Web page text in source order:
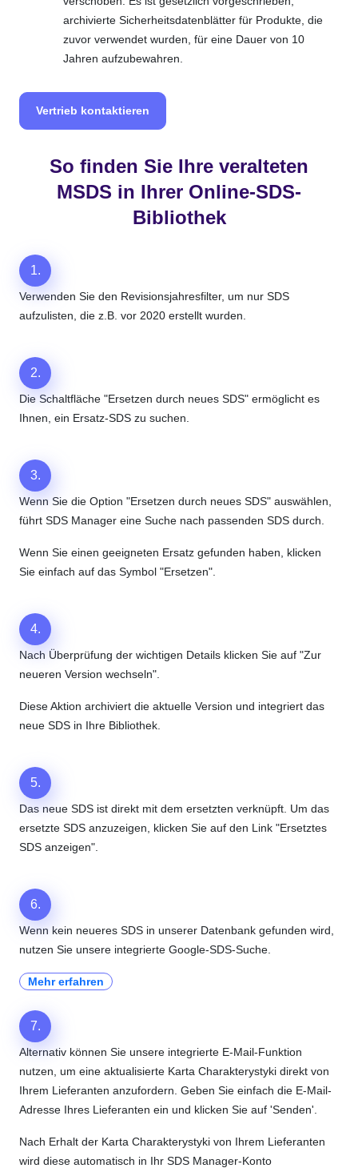
archivierte Sicherheitsdatenblätter für Produkte, die
zuvor verwendet wurden, für eine Dauer von 10
Jahren aufzubewahren.
Vertrieb kontaktieren
So finden Sie Ihre veralteten
MSDS in Ihrer Online-SDS-
Bibliothek
1.
Verwenden Sie den Revisionsjahresfilter, um nur SDS
aufzulisten, die z.B. vor 2020 erstellt wurden.
2.
Die Schaltfläche "Ersetzen durch neues SDS" ermöglicht es
Ihnen, ein Ersatz-SDS zu suchen.
3.
Wenn Sie die Option "Ersetzen durch neues SDS" auswählen,
führt SDS Manager eine Suche nach passenden SDS durch.
Wenn Sie einen geeigneten Ersatz gefunden haben, klicken
Sie einfach auf das Symbol "Ersetzen".
4.
Nach Überprüfung der wichtigen Details klicken Sie auf "Zur
neueren Version wechseln".
Diese Aktion archiviert die aktuelle Version und integriert das
neue SDS in Ihre Bibliothek.
5.
Das neue SDS ist direkt mit dem ersetzten verknüpft. Um das
ersetzte SDS anzuzeigen, klicken Sie auf den Link "Ersetztes
SDS anzeigen".
6.
Wenn kein neueres SDS in unserer Datenbank gefunden wird,
nutzen Sie unsere integrierte Google-SDS-Suche.
Mehr erfahren
7.
Alternativ können Sie unsere integrierte E-Mail-Funktion
nutzen, um eine aktualisierte Karta Charakterystyki direkt von
Ihrem Lieferanten anzufordern. Geben Sie einfach die E-Mail-
Adresse Ihres Lieferanten ein und klicken Sie auf 'Senden'.
Nach Erhalt der Karta Charakterystyki von Ihrem Lieferanten
wird diese automatisch in Ihr SDS Manager-Konto